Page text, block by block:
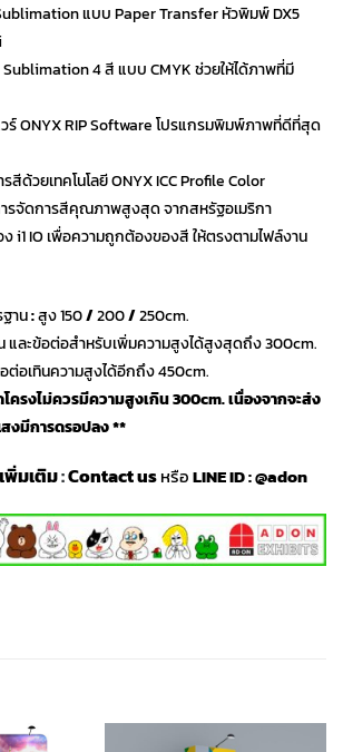
แบบ Paper Transfer หัวพิมพ์ DX5
Sublimation 4 สี แบบ CMYK ช่วยให้ได้ภาพที่มี
ONYX RIP Software โปรแกรมพิมพ์ภาพที่ดีที่สุด
ด้วยเทคโนโลยี ONYX ICC Profile Color
รจัดการสีคุณภาพสูงสุด จากสหรัฐอเมริกา
i1 IO เพื่อความถูกต้องของสี ให้ตรงตามไฟล์งาน
าน:สูง150/200/250cm.
และข้อต่อสำหรับเพิ่มความสูงได้สูงสุดถึง 300cm.
ต่อเทินความสูงได้อีกถึง 450cm.
ครงไม่ควรมีความสูงเกิน 300cm. เนื่องจากจะส่ง
งมีการดรอปลง **
พิ่มเติม:Contact usหรือLINE ID :@adon